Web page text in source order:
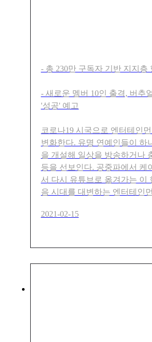
- 총 230만 구독자 기반 지지층
- 새로운 멤버 10인 출격, 버추
'성공' 예고
코로나19 시국으로 엔터테인
변화한다. 유명 연예인들이 하
을 개설해 일상을 방송하거나
등을 선보인다. 공중파에서 케
서 다시 유튜브로 옮겨가는 이
음 시대를 대변하는 엔터테인
2021-02-15